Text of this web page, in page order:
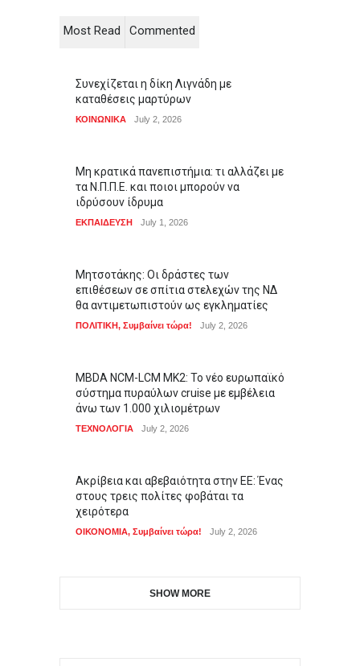
Most Read Commented
Συνεχίζεται η δίκη Λιγνάδη με
καταθέσεις μαρτύρων
ΚΟΙΝΩΝΙΚΑ July 2, 2026
Μη κρατικά πανεπιστήμια: τι αλλάζει με
τα Ν.Π.Π.Ε. και ποιοι μπορούν να
ιδρύσουν ίδρυμα
ΕΚΠΑΙΔΕΥΣΗ July 1, 2026
Μητσοτάκης: Οι δράστες των
επιθέσεων σε σπίτια στελεχών της ΝΔ
θα αντιμετωπιστούν ως εγκληματίες
ΠΟΛΙΤΙΚΗ, Συμβαίνει τώρα! July 2, 2026
MBDA NCM-LCM MK2: Το νέο ευρωπαϊκό
σύστημα πυραύλων cruise με εμβέλεια
άνω των 1.000 χιλιομέτρων
ΤΕΧΝΟΛΟΓΙΑ July 2, 2026
Ακρίβεια και αβεβαιότητα στην ΕΕ: Ένας
στους τρεις πολίτες φοβάται τα
χειρότερα
ΟΙΚΟΝΟΜΙΑ, Συμβαίνει τώρα! July 2, 2026
SHOW MORE